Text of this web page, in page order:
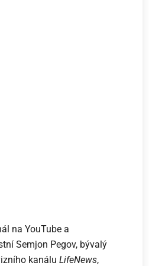
na YouTube a
Semjon Pegov, bývalý
kanáluLifeNews,